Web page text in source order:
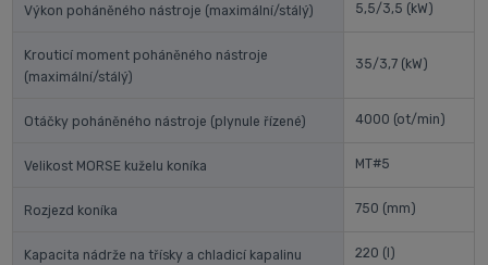
Výkon poháněného nástroje (maximální/stálý) 5,5/3,5 (kW)
Krouticí moment poháněného nástroje
(maximální/stálý)
35/3,7 (kW)
Otáčky poháněného nástroje (plynule řízené) 4000 (ot/min)
Velikost MORSE kuželu koníka MT#5
Rozjezd koníka 750 (mm)
Kapacita nádrže na třísky a chladicí kapalinu 220 (l)